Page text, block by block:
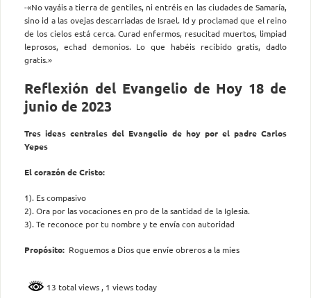
-«No vayáis a tierra de gentiles, ni entréis en las ciudades de Samaría,
sino id a las ovejas descarriadas de Israel. Id y proclamad que el reino
de los cielos está cerca. Curad enfermos, resucitad muertos, limpiad
leprosos, echad demonios. Lo que habéis recibido gratis, dadlo
gratis.»
Reflexión del Evangelio de Hoy 18 de
junio de 2023
Tres ideas centrales del Evangelio de hoy por el padre Carlos
Yepes
El corazón de Cristo:
1). Es compasivo
2). Ora por las vocaciones en pro de la santidad de la Iglesia.
3). Te reconoce por tu nombre y te envía con autoridad
Propósito: Roguemos a Dios que envíe obreros a la mies
13 total views , 1 views today